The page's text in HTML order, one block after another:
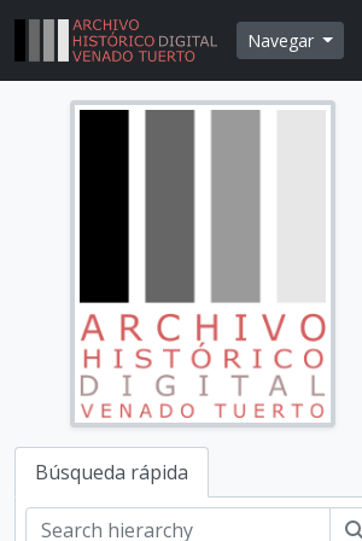
Skip to main content
Navegar
Búsqueda rápida